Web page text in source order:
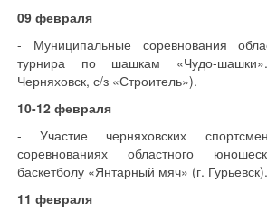
09 февраля
- Муниципальные соревнования
турнира по шашкам «Чудо-
Черняховск, с/з «Строитель»).
10-12 февраля
- Участие черняховских
соревнованиях областного
баскетболу «Янтарный мяч» (г. Гурьевск).
11 февраля